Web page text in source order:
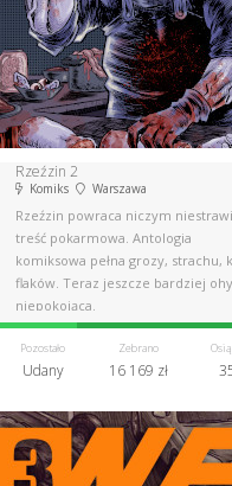
Rzeźzin 2
Komiks Warszawa
Rzeźzin powraca niczym
treść pokarmowa. Antologia
komiksowa pełna grozy, strachu,
flaków. Teraz jeszcze bardziej
niepokojąca.
Pozostało
Udany
Zebrano
16 169 zł